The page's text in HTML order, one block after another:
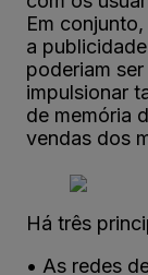
Em
a
poderiam
impulsionar
de memória
vendas dos
Há três
• As redes